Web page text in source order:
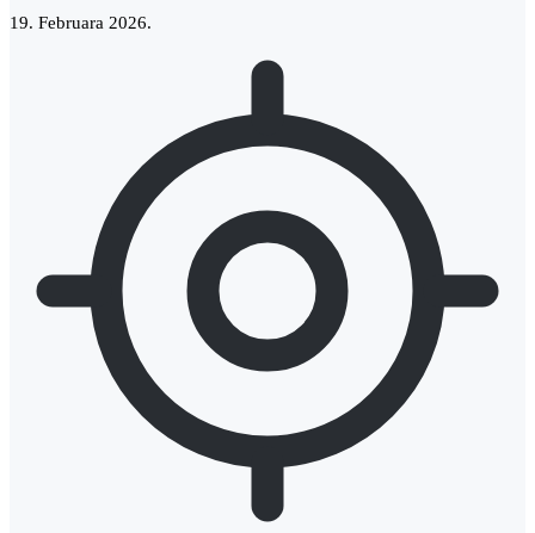
19. Februara 2026.